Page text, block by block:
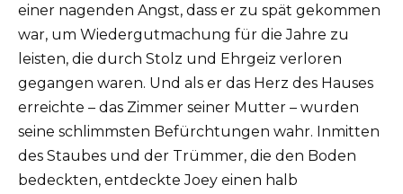
einer nagenden Angst, dass er zu spät gekommen
war, um Wiedergutmachung für die Jahre zu
leisten, die durch Stolz und Ehrgeiz verloren
gegangen waren. Und als er das Herz des Hauses
erreichte – das Zimmer seiner Mutter – wurden
seine schlimmsten Befürchtungen wahr. Inmitten
des Staubes und der Trümmer, die den Boden
bedeckten, entdeckte Joey einen halb